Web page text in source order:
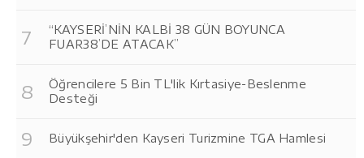
“KAYSERİ’NİN KALBİ 38 GÜN BOYUNCA
FUAR38’DE ATACAK”
Öğrencilere 5 Bin TL'lik Kırtasiye-Beslenme
Desteği
Büyükşehir'den Kayseri Turizmine TGA Hamlesi